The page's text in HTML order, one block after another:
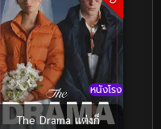
หนังโรง
The Drama แต่งก็